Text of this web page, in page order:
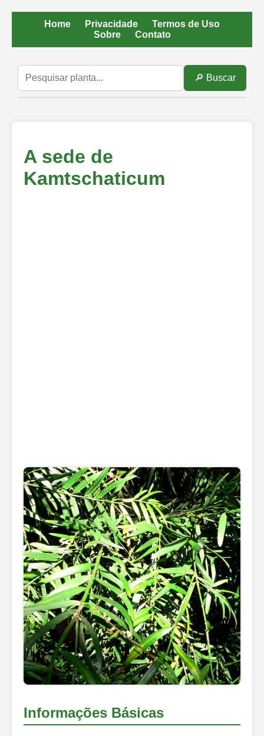
Home Privacidade
Termos de Uso
Sobre
Contato
🔎 Buscar
A sede de
Kamtschaticum
Informações Básicas